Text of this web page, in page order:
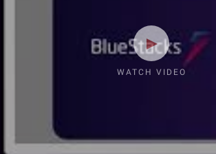
WATCH VIDEO